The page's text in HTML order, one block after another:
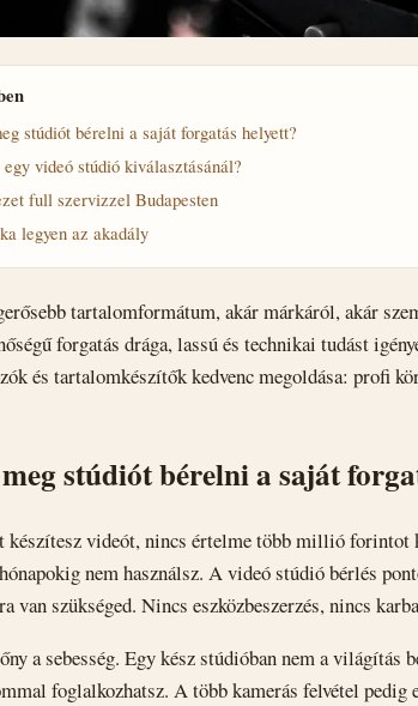
stúdiót bérelni a saját forgatás helyett?
videó stúdió kiválasztásánál?
full szervizzel Budapesten
legyen az akadály
tartalomformátum, akár márkáról, akár
forgatás drága, lassú és technikai tudást
és tartalomkészítők kedvenc megoldása: profi
stúdiót bérelni a saját
készítesz videót, nincs értelme több millió forintot
nem használsz. A videó stúdió bérlés
van szükséged. Nincs eszközbeszerzés, nincs
a sebesség. Egy kész stúdióban nem a világítás
foglalkozhatsz. A több kamerás felvétel pedig